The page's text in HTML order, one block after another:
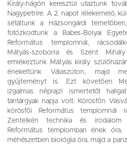
Király-hágón keresztül utaztunk
Nagypetrire. A 2. napot lélekemelő,
sétáltunk a Házsongárdi
fotózkodtunk a Babes-Bolyai
Református templomnál,
Mátyás-szoborra és Szent
emlékeztünk Mátyás király
énekeltünk Válaszúton, majd
gyűjteményt is. Ezt követően
izgalmas néprajzi ismertetőt
tantárgyak napja volt: Körösfőn
körösfői Református templomnál
Zentelkén technika és irodalom
Református templomban ének óra,
méhészetben biológia óra, majd a